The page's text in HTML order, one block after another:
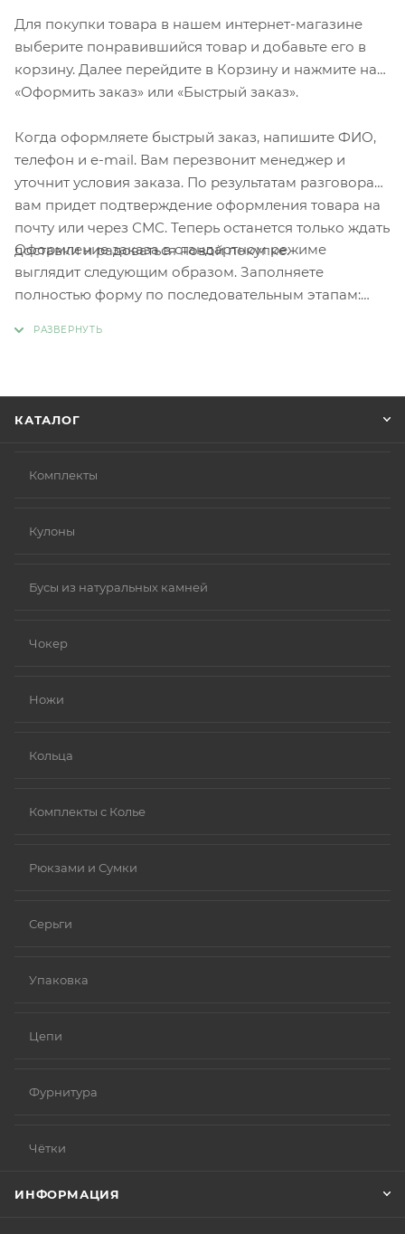
Для покупки товара в нашем интернет-магазине
выберите понравившийся товар и добавьте его в
корзину. Далее перейдите в Корзину и нажмите на
«Оформить заказ» или «Быстрый заказ».
Когда оформляете быстрый заказ, напишите ФИО,
телефон и e-mail. Вам перезвонит менеджер и
уточнит условия заказа. По результатам разговора
вам придет подтверждение оформления товара на
почту или через СМС. Теперь останется только ждать
доставки и радоваться новой покупке.
Оформление заказа в стандартном режиме
выглядит следующим образом. Заполняете
полностью форму по последовательным этапам:
КАТАЛОГ
Комплекты
Кулоны
Бусы из натуральных камней
Чокер
Ножи
Кольца
Комплекты с Колье
Рюкзами и Сумки
Серьги
Упаковка
Цепи
Фурнитура
Чётки
ИНФОРМАЦИЯ